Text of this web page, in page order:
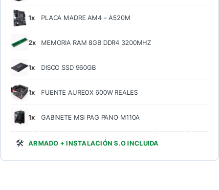
1x PLACA MADRE AM4 – A520M
2x MEMORIA RAM 8GB DDR4 3200MHZ
1x DISCO SSD 960GB
1x FUENTE AUREOX 600W REALES
1x GABINETE MSI PAG PANO M110A
🛠️ ARMADO + INSTALACIÓN S.O INCLUIDA